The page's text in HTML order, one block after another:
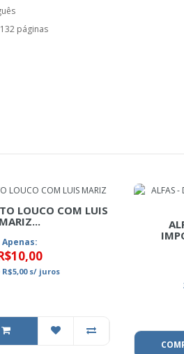
páginas
LOUCO COM LUIS
MARIZ...
Apenas:
R$5,00s/ juros